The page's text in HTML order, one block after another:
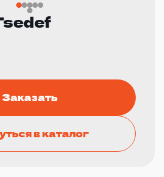
Заказать
в каталог